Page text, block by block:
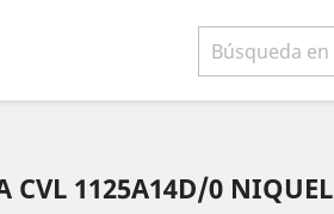
CVL 1125A14D/0 NIQUEL